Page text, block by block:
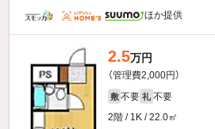
ほか提供
2.5万円
（管理費2,000円）
敷 不要 礼 不要
2階 / 1K / 22.0㎡